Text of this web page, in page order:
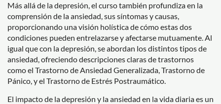
Más allá de la depresión, el curso también profundiza en la
comprensión de la ansiedad, sus síntomas y causas,
proporcionando una visión holística de cómo estas dos
condiciones pueden entrelazarse y afectarse mutuamente. Al
igual que con la depresión, se abordan los distintos tipos de
ansiedad, ofreciendo descripciones claras de trastornos
como el Trastorno de Ansiedad Generalizada, Trastorno de
Pánico, y el Trastorno de Estrés Postraumático.
El impacto de la depresión y la ansiedad en la vida diaria es un